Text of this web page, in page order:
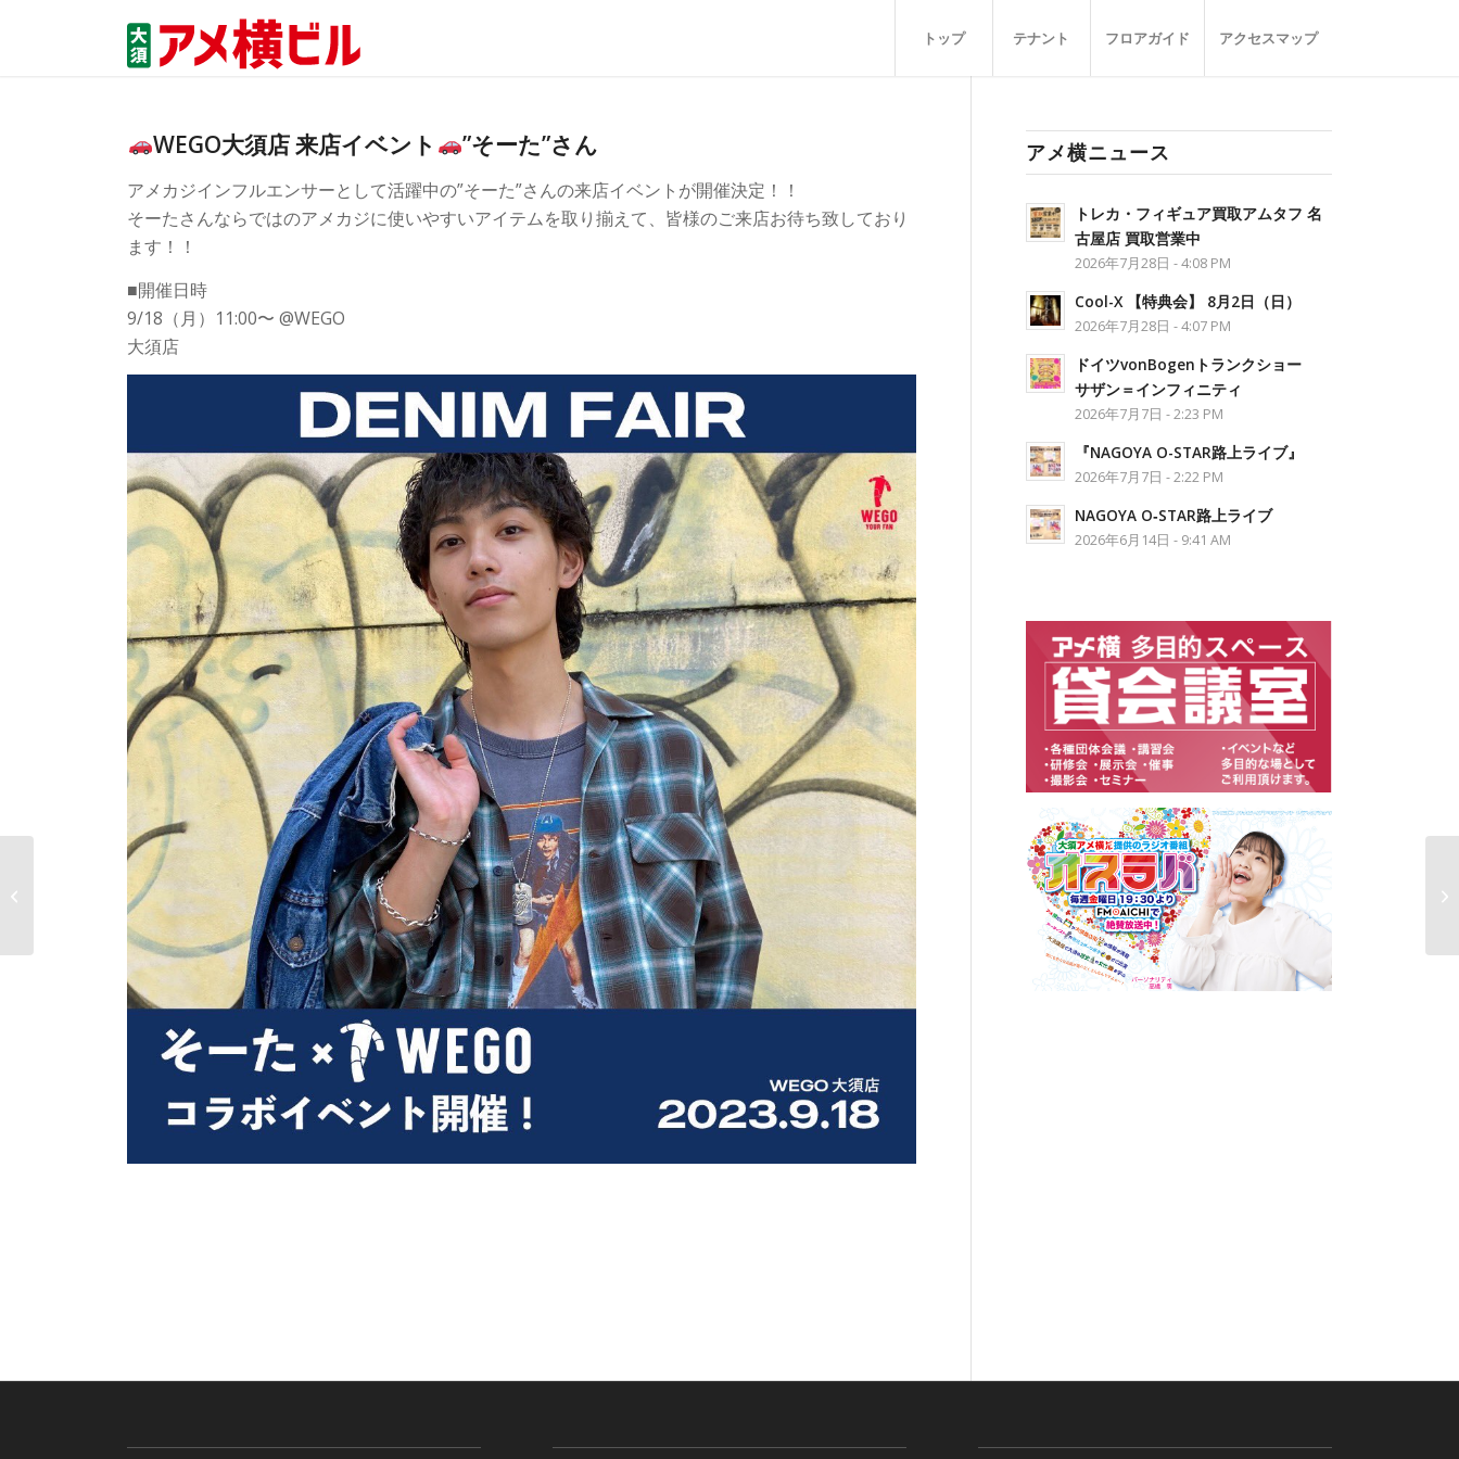
トップ テナント フロアガイド アクセスマップ
WEGO大須店 来店イベント ”そーた”さん
アメカジインフルエンサーとして活躍中の”そーた”さんの来店イベントが開催決定！！
そーたさんならではのアメカジに使いやすいアイテムを取り揃えて、皆様のご来店お待ち致しており
ます！！
■開催日時
9/18（月）11:00〜 @WEGO
大須店
アメ横ニュース
トレカ・フィギュア買取アムタフ 名
古屋店 買取営業中
2026年7月28日 - 4:08 PM
Cool-X 【特典会】 8月2日（日）
2026年7月28日 - 4:07 PM
ドイツvonBogenトランクショー
サザン＝インフィニティ
2026年7月7日 - 2:23 PM
『NAGOYA O-STAR路上ライブ』
2026年7月7日 - 2:22 PM
NAGOYA O‐STAR路上ライブ
2026年6月14日 - 9:41 AM
ノムラ無線 FOCAL ヘ
ッドホン体験会